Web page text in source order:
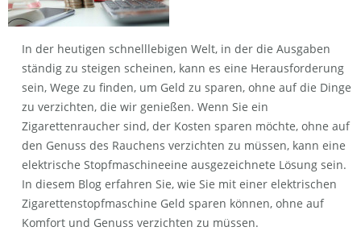
In der heutigen schnelllebigen Welt, in der die Ausgaben
ständig zu steigen scheinen, kann es eine Herausforderung
sein, Wege zu finden, um Geld zu sparen, ohne auf die Dinge
zu verzichten, die wir genießen. Wenn Sie ein
Zigarettenraucher sind, der Kosten sparen möchte, ohne auf
den Genuss des Rauchens verzichten zu müssen, kann eine
elektrische Stopfmaschineeine ausgezeichnete Lösung sein.
In diesem Blog erfahren Sie, wie Sie mit einer elektrischen
Zigarettenstopfmaschine Geld sparen können, ohne auf
Komfort und Genuss verzichten zu müssen.